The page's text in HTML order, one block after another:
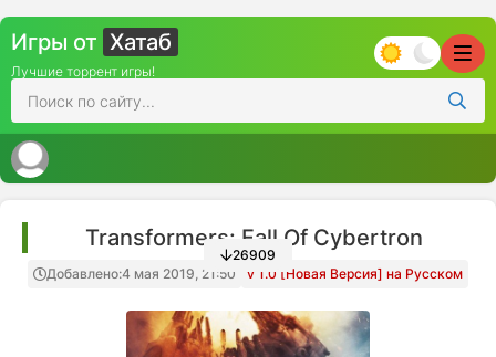
Игры от Хатаб
Лучшие торрент игры!
Transformers: Fall Of Cybertron
Добавлено:4 мая 2019, 21:50 v 1.0 [Новая Версия] на Русском
26909